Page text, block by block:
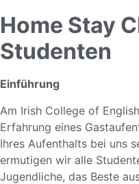
Home Stay
Studenten
Einführung
Am Irish College of
Erfahrung eines
Ihres Aufenthalts bei uns
ermutigen wir alle
Jugendliche, das Beste